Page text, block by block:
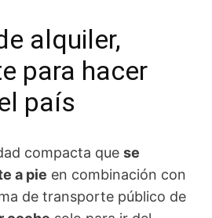
alquiler,
para hacer
país
compacta que se
a pie en combinación con
de transporte público de